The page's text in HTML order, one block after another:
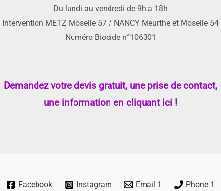
Du lundi au vendredi de 9h a 18h
Intervention METZ Moselle 57 / NANCY Meurthe et Moselle 54
Numéro Biocide n°106301
Demandez votre devis gratuit, une prise de contact,
une information en cliquant ici !
Facebook Instagram Email 1 Phone 1